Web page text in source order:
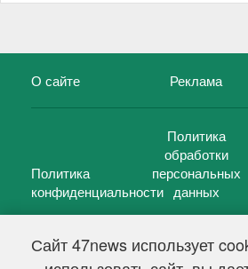
Сайт 47news использует
О сайте Реклама
Политика
конфиденциальности
Политика
обработки
персональных
данных